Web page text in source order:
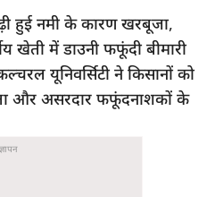
हुई नमी के कारण खरबूजा,
खेती में डाउनी फफूंदी बीमारी
यूनिवर्सिटी ने किसानों को
और असरदार फफूंदनाशकों के